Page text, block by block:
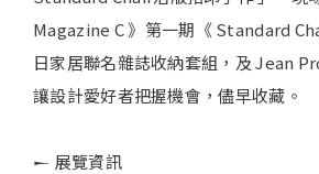
Magazine C 》第一期《 Standard
日家居聯名雜誌收納套組，及 Jean
讓設計愛好者把握機會，儘早收藏。
𒀸 展覽資訊